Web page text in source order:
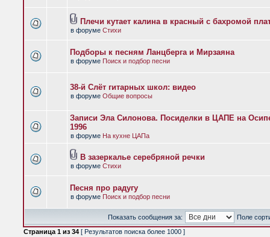
Плечи кутает калина в красный с бахромой
в форуме Стихи
Подборы к песням Ланцберга и Мирзаяна
в форуме Поиск и подбор песни
38-й Слёт гитарных школ: видео
в форуме Общие вопросы
Записи Эла Силонова. Посиделки в ЦАПЕ на
1996
в форуме На кухне ЦАПа
В зазеркалье серебряной речки
в форуме Стихи
Песня про радугу
в форуме Поиск и подбор песни
Показать сообщения за:
Поле
Страница 1 из 34 [ Результатов поиска более 1000 ]